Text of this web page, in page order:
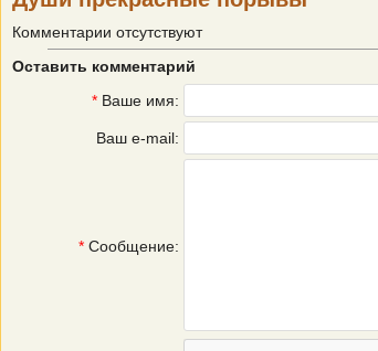
Комментарии отсутствуют
Оставить комментарий
* Ваше имя:
Ваш e-mail:
* Сообщение: